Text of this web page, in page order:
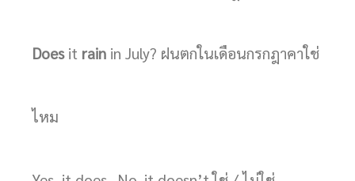
Doesit rainin July? ฝนตกในเดือนกรกฎาคาใช่
ไหม